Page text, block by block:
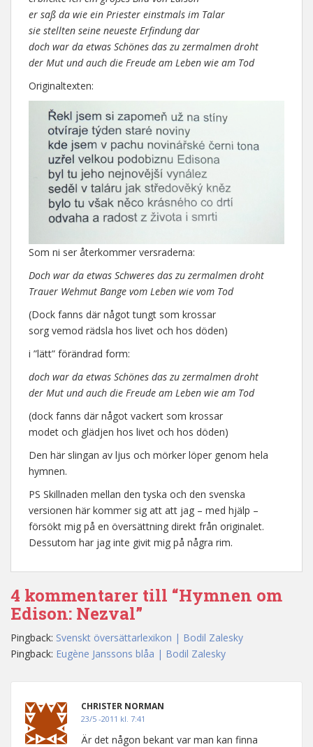
er saß da wie ein Priester einstmals im Talar
sie stellten seine neueste Erfindung dar
doch war da etwas Schönes das zu zermalmen droht
der Mut und auch die Freude am Leben wie am Tod
Originaltexten:
Som ni ser återkommer versraderna:
Doch war da etwas Schweres das zu zermalmen droht
Trauer Wehmut Bange vom Leben wie vom Tod
(Dock fanns där något tungt som krossar
sorg vemod rädsla hos livet och hos döden)
i ”lätt” förändrad form:
doch war da etwas Schönes das zu zermalmen droht
der Mut und auch die Freude am Leben wie am Tod
(dock fanns där något vackert som krossar
modet och glädjen hos livet och hos döden)
Den här slingan av ljus och mörker löper genom hela
hymnen.
PS Skillnaden mellan den tyska och den svenska
versionen här kommer sig att att jag – med hjälp –
försökt mig på en översättning direkt från originalet.
Dessutom har jag inte givit mig på några rim.
4 kommentarer till “Hymnen om
Edison: Nezval”
Pingback: Svenskt översättarlexikon | Bodil Zalesky
Pingback: Eugène Janssons blåa | Bodil Zalesky
CHRISTER NORMAN
23/5 -2011 kl. 7:41
Är det någon bekant var man kan finna